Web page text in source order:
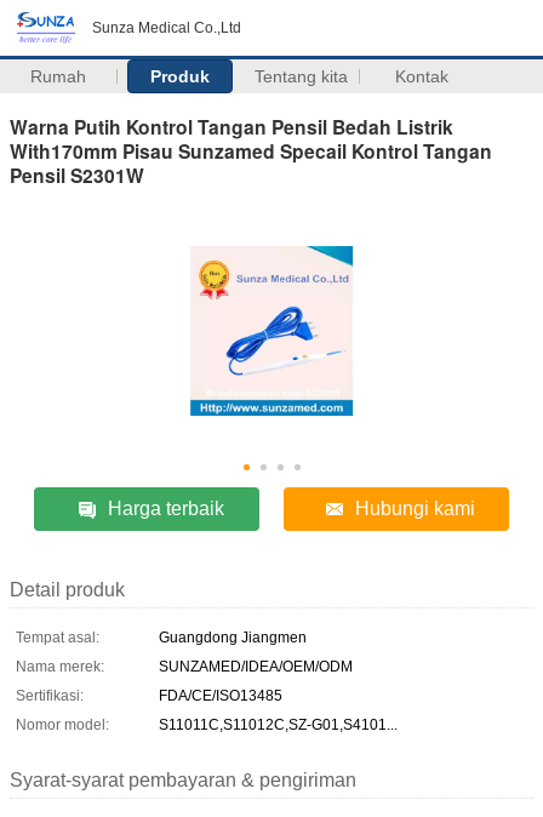
Sunza Medical Co.,Ltd
Rumah Produk Tentang kita Kontak
Warna Putih Kontrol Tangan Pensil Bedah Listrik
With170mm Pisau Sunzamed Specail Kontrol Tangan
Pensil S2301W
Harga terbaik Hubungi kami
Detail produk
Tempat asal:
Guangdong Jiangmen
Nama merek:
SUNZAMED/IDEA/OEM/ODM
Sertifikasi:
FDA/CE/ISO13485
Nomor model:
S11011C,S11012C,SZ-G01,S4101...
Syarat-syarat pembayaran & pengiriman